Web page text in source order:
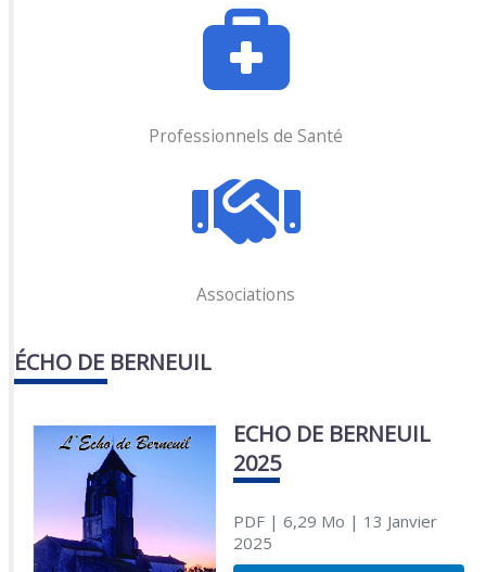
Professionnels de Santé
Associations
ÉCHO DE BERNEUIL
ECHO DE BERNEUIL
2025
PDF| 6,29 Mo | 13 Janvier
2025